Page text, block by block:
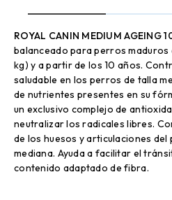
ROYAL CANIN MEDIUM AGEING
balanceado para perros maduros
kg) y a partir de los 10 años.
saludable en los perros de talla
de nutrientes presentes en su
un exclusivo complejo de
neutralizar los radicales libres.
de los huesos y articulaciones
mediana. Ayuda a facilitar el
contenido adaptado de fibra.